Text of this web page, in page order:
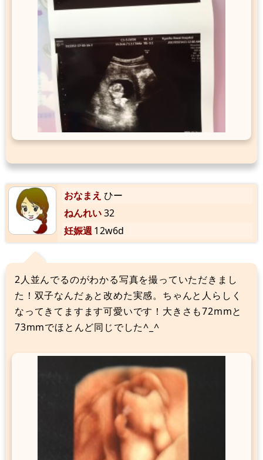
おなまえ ひー
ねんれい32
妊娠週12w6d
2人並んでるのがわかる写真を撮っていただきまし
た！双子なんだぁと改めた実感。ちゃんと人らしく
なってきてますます可愛いです！大きさも72mmと
73mmでほとんど同じでした^_^